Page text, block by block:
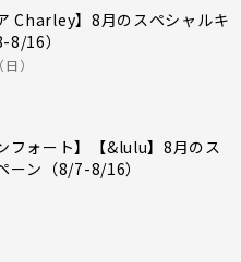
Charley】8月のスペシャルキ
8/16）
）
フォート】【&lulu】8月のス
ーン（8/7-8/16）